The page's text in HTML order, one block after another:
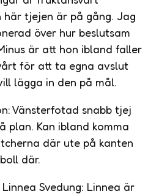
här tjejen är på gång. Jag
över hur beslutsam
är att hon ibland faller
för att ta egna avslut
lägga in den på mål.
Vänsterfotad snabb tjej
plan. Kan ibland komma
där ute på kanten
där.
Svedung: Linnea är